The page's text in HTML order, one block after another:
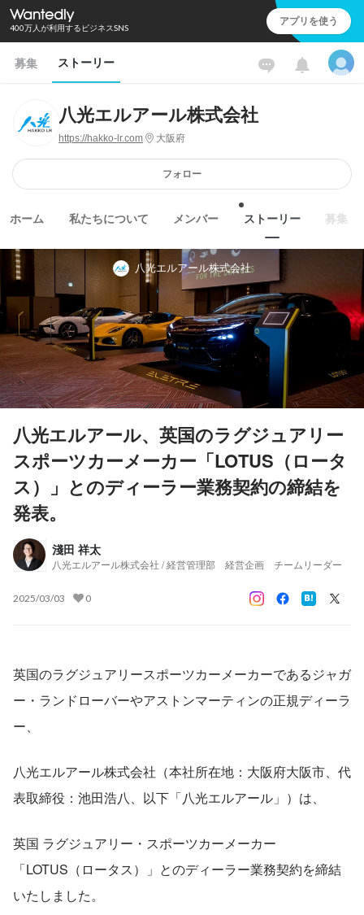
400万人が利用するビジネスSNS アプリを使う
募集 ストーリー
八光エルアール株式会社
https://hakko-lr.com 大阪府
フォロー
ホーム 私たちについて メンバー ストーリー 募集
八光エルアール株式会社
八光エルアール、英国のラグジュアリー
スポーツカーメーカー「LOTUS（ロータ
ス）」とのディーラー業務契約の締結を
発表。
淺田 祥太
八光エルアール株式会社 / 経営管理部 経営企画 チームリーダー
2025/03/03 0
英国のラグジュアリースポーツカーメーカーであるジャガ
ー・ランドローバーやアストンマーティンの正規ディーラ
ー、
八光エルアール株式会社（本社所在地：大阪府大阪市、代
表取締役：池田浩八、以下「八光エルアール」）は、
英国 ラグジュアリー・スポーツカーメーカー
「LOTUS（ロータス）」とのディーラー業務契約を締結
いたしました。